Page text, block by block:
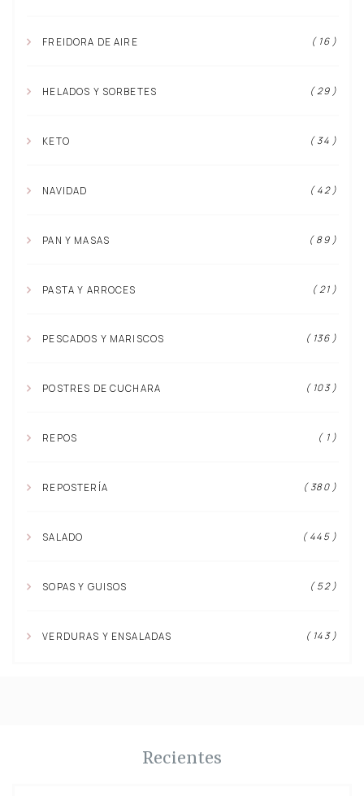
FREIDORA DE AIRE ( 16 )
HELADOS Y SORBETES ( 29 )
KETO ( 34 )
NAVIDAD ( 42 )
PAN Y MASAS ( 89 )
PASTA Y ARROCES ( 21 )
PESCADOS Y MARISCOS ( 136 )
POSTRES DE CUCHARA ( 103 )
REPOS ( 1 )
REPOSTERÍA ( 380 )
SALADO ( 445 )
SOPAS Y GUISOS ( 52 )
VERDURAS Y ENSALADAS ( 143 )
Recientes